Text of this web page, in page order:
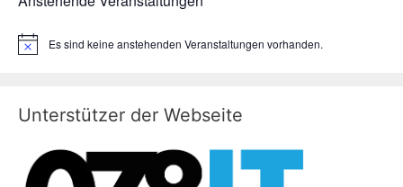
H
e
i
Es sind keine anstehenden Veranstaltungen vorhanden.
Unterstützer der Webseite